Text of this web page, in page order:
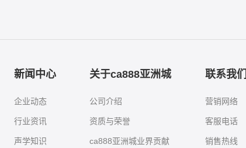
新闻中心
企业动态
行业资讯
声学知识
关于ca888亚洲城
公司介绍
资质与荣誉
ca888亚洲城业界贡献
联系我们
营销网络
客服电话
销售热线